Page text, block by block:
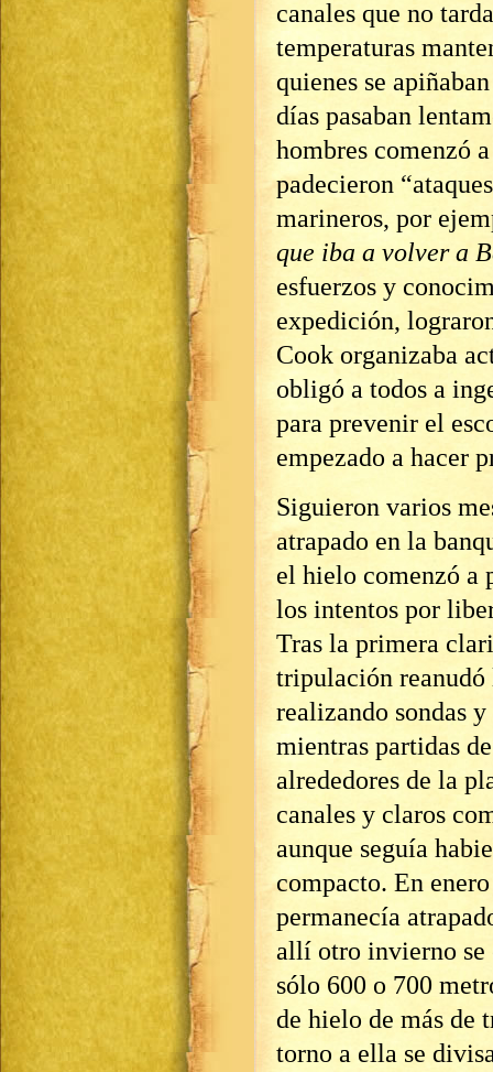
canales que no
temperaturas
quienes se
días pasaban
hombres comenzó
padecieron
marineros, por
que iba a volver a
esfuerzos y
expedición,
Cook organizaba
obligó a todos a
para prevenir el
empezado a hacer
Siguieron varios
atrapado en la
el hielo comenzó a
los intentos por
Tras la primera
tripulación reanudó
realizando sondas
mientras partidas
alrededores de la
canales y claros
aunque seguía
compacto. En
permanecía
allí otro invierno se
sólo 600 o 700
de hielo de más de
torno a ella se